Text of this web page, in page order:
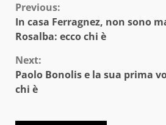
Continue
Reading
Previous:
In casa Ferragnez, non sono
Rosalba: ecco chi è
Next:
Paolo Bonolis e la sua prima
chi è